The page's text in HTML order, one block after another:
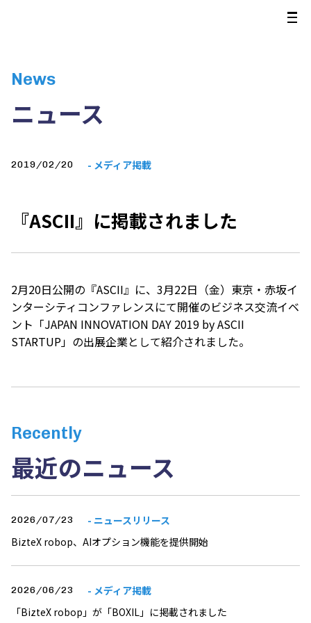
News
ニュース
2019/02/20 - メディア掲載
『ASCII』に掲載されました
2月20日公開の『ASCII』に、3月22日（金）東京・赤坂イ
ンターシティコンファレンスにて開催のビジネス交流イベ
ント「JAPAN INNOVATION DAY 2019 by ASCII
STARTUP」の出展企業として紹介されました。
Recently
最近のニュース
2026/07/23
- ニュースリリース
BizteX robop、AIオプション機能を提供開始
2026/06/23
- メディア掲載
「BizteX robop」が「BOXIL」に掲載されました